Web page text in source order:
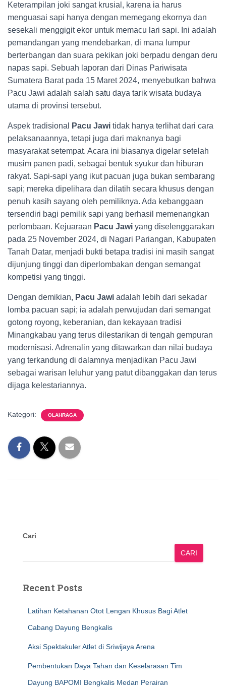
Keterampilan joki sangat krusial, karena ia harus
menguasai sapi hanya dengan memegang ekornya dan
sesekali menggigit ekor untuk memacu lari sapi. Ini adalah
pemandangan yang mendebarkan, di mana lumpur
berterbangan dan suara pekikan joki berpadu dengan deru
napas sapi. Sebuah laporan dari Dinas Pariwisata
Sumatera Barat pada 15 Maret 2024, menyebutkan bahwa
Pacu Jawi adalah salah satu daya tarik wisata budaya
utama di provinsi tersebut.
Aspek tradisional Pacu Jawi tidak hanya terlihat dari cara
pelaksanaannya, tetapi juga dari maknanya bagi
masyarakat setempat. Acara ini biasanya digelar setelah
musim panen padi, sebagai bentuk syukur dan hiburan
rakyat. Sapi-sapi yang ikut pacuan juga bukan sembarang
sapi; mereka dipelihara dan dilatih secara khusus dengan
penuh kasih sayang oleh pemiliknya. Ada kebanggaan
tersendiri bagi pemilik sapi yang berhasil memenangkan
perlombaan. Kejuaraan Pacu Jawi yang diselenggarakan
pada 25 November 2024, di Nagari Pariangan, Kabupaten
Tanah Datar, menjadi bukti betapa tradisi ini masih sangat
dijunjung tinggi dan diperlombakan dengan semangat
kompetisi yang tinggi.
Dengan demikian, Pacu Jawi adalah lebih dari sekadar
lomba pacuan sapi; ia adalah perwujudan dari semangat
gotong royong, keberanian, dan kekayaan tradisi
Minangkabau yang terus dilestarikan di tengah gempuran
modernisasi. Adrenalin yang ditawarkan dan nilai budaya
yang terkandung di dalamnya menjadikan Pacu Jawi
sebagai warisan leluhur yang patut dibanggakan dan terus
dijaga kelestariannya.
Kategori: OLAHRAGA
Cari
CARI
Recent Posts
Latihan Ketahanan Otot Lengan Khusus Bagi Atlet
Cabang Dayung Bengkalis
Aksi Spektakuler Atlet di Sriwijaya Arena
Pembentukan Daya Tahan dan Keselarasan Tim
Dayung BAPOMI Bengkalis Medan Perairan